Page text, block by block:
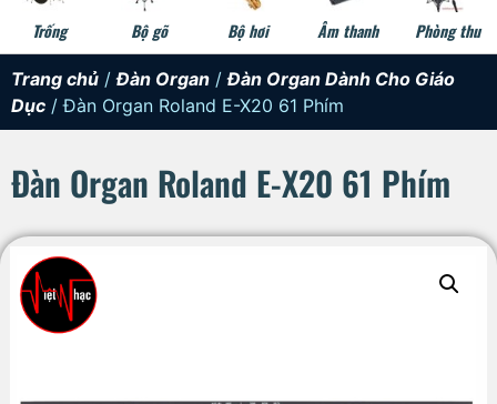
Trống Bộ gõ Bộ hơi Âm thanh Phòng thu
Trang chủ /Đàn Organ /Đàn Organ Dành Cho Giáo
Dục / Đàn Organ Roland E-X20 61 Phím
Đàn Organ Roland E-X20 61 Phím